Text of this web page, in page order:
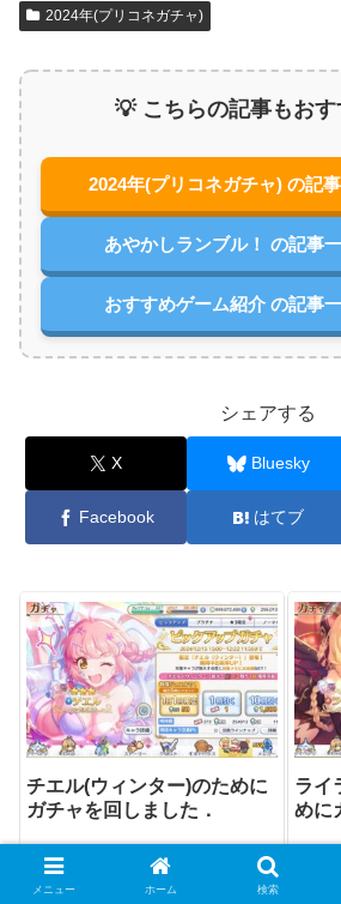
2024年(プリコネガチャ)
💡 こちらの記事もお
2024年(プリコネガチャ) の記
あやかしランブル！ の記事
おすすめゲーム紹介 の記事
シェアする
X Bluesky
Facebook はてブ
チエル(ウィンター)のために
ガチャを回しました．
ライ
めに
メニュー ホーム 検索